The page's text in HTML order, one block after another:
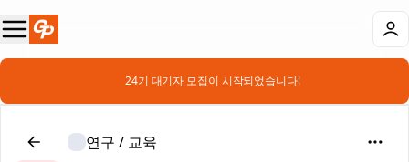
📣 24기 대기자 모집이 시작되었습니다!
연구 / 교육